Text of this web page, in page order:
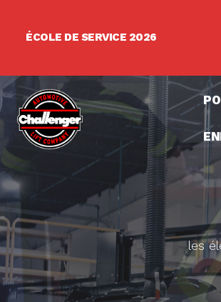
ÉCOLE DE SERVICE 2026
les